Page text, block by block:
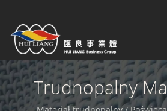
Trudnopalny